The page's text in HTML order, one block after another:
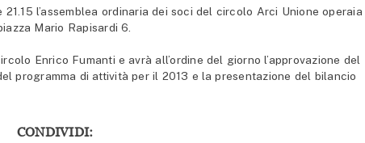
l’assemblea ordinaria dei soci del circolo Arci Unione operaia
Mario Rapisardi 6.
Enrico Fumanti e avrà all’ordine del giorno l’approvazione del
programma di attività per il 2013 e la presentazione del bilancio
CONDIVIDI: